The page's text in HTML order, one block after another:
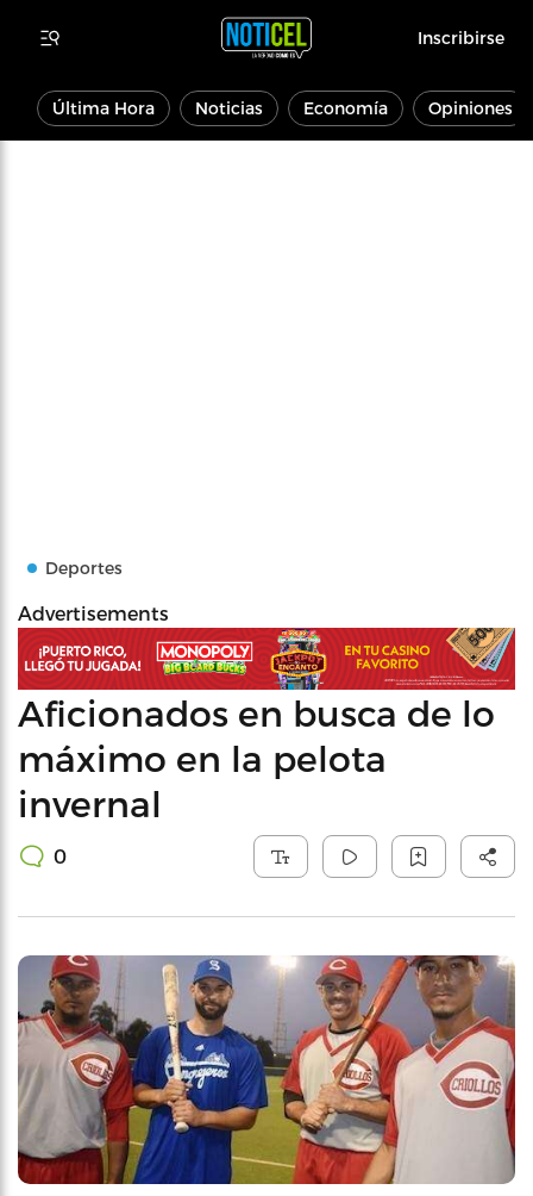
Inscribirse
Última Hora Noticias Economía Opiniones
Deportes
Advertisements
Aficionados en busca de lo
máximo en la pelota
invernal
0